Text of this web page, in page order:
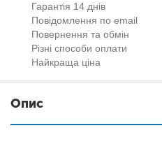
Гарантія 14 днів
Повідомлення по email
Повернення та обмін
Різні способи оплати
Найкраща ціна
Опис